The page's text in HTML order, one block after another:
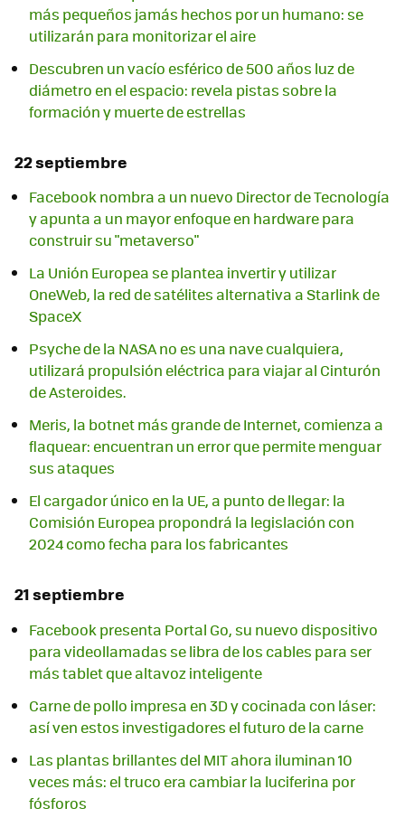
más pequeños jamás hechos por un humano: se
utilizarán para monitorizar el aire
Descubren un vacío esférico de 500 años luz de
diámetro en el espacio: revela pistas sobre la
formación y muerte de estrellas
22 septiembre
Facebook nombra a un nuevo Director de Tecnología
y apunta a un mayor enfoque en hardware para
construir su "metaverso"
La Unión Europea se plantea invertir y utilizar
OneWeb, la red de satélites alternativa a Starlink de
SpaceX
Psyche de la NASA no es una nave cualquiera,
utilizará propulsión eléctrica para viajar al Cinturón
de Asteroides.
Meris, la botnet más grande de Internet, comienza a
flaquear: encuentran un error que permite menguar
sus ataques
El cargador único en la UE, a punto de llegar: la
Comisión Europea propondrá la legislación con
2024 como fecha para los fabricantes
21 septiembre
Facebook presenta Portal Go, su nuevo dispositivo
para videollamadas se libra de los cables para ser
más tablet que altavoz inteligente
Carne de pollo impresa en 3D y cocinada con láser:
así ven estos investigadores el futuro de la carne
Las plantas brillantes del MIT ahora iluminan 10
veces más: el truco era cambiar la luciferina por
fósforos